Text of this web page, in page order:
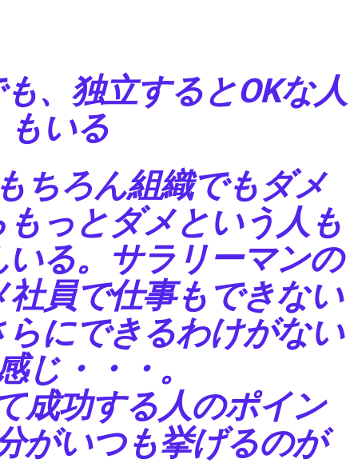
、独立するとOKな人
もいる
ちろん組織でもダメ
っとダメという人も
る。サラリーマンの
員で仕事もできない
にできるわけがない
じ・・・。
成功する人のポイン
がいつも挙げるのが